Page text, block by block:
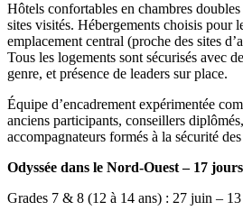
Hôtels confortables en chambres
sites visités. Hébergements choisis pour
emplacement central (proche des sites
Tous les logements sont sécurisés avec
genre, et présence de leaders sur place.
Équipe d’encadrement expérimentée
anciens participants, conseillers
accompagnateurs formés à la sécurité
Odyssée dans le Nord-Ouest – 17 jours
Grades 7 & 8 (12 à 14 ans) : 27 juin –